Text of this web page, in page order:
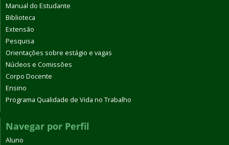
Manual do Estudante
Biblioteca
Extensão
Pesquisa
Orientações sobre estágio e vagas
Núcleos e Comissões
Corpo Docente
Ensino
Programa Qualidade de Vida no Trabalho
Navegar por Perfil
Aluno